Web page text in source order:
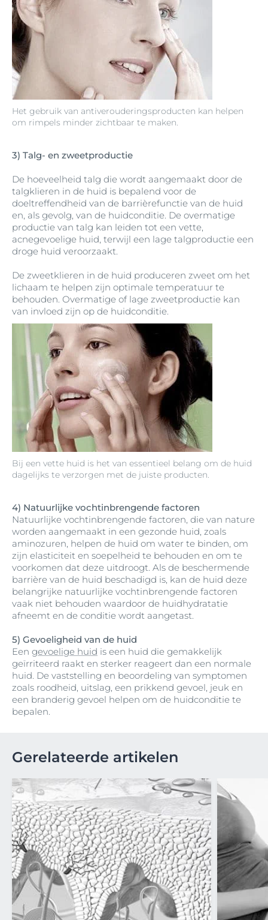
Het gebruik van antiverouderingsproducten kan helpen
om rimpels minder zichtbaar te maken.
Bij een vette huid is het van essentieel belang om de huid
dagelijks te verzorgen met de juiste producten.
3) Talg- en zweetproductie
De hoeveelheid talg die wordt aangemaakt door de
talgklieren in de huid is bepalend voor de
doeltreffendheid van de barrièrefunctie van de huid
en, als gevolg, van de huidconditie. De overmatige
productie van talg kan leiden tot een vette,
acnegevoelige huid, terwijl een lage talgproductie een
droge huid veroorzaakt.
De zweetklieren in de huid produceren zweet om het
lichaam te helpen zijn optimale temperatuur te
behouden. Overmatige of lage zweetproductie kan
van invloed zijn op de huidconditie.
4) Natuurlijke vochtinbrengende factoren
Natuurlijke vochtinbrengende factoren, die van nature
worden aangemaakt in een gezonde huid, zoals
aminozuren, helpen de huid om water te binden, om
zijn elasticiteit en soepelheid te behouden en om te
voorkomen dat deze uitdroogt. Als de beschermende
barrière van de huid beschadigd is, kan de huid deze
belangrijke natuurlijke vochtinbrengende factoren
vaak niet behouden waardoor de huidhydratatie
afneemt en de conditie wordt aangetast.
5) Gevoeligheid van de huid
Een gevoelige huid is een huid die gemakkelijk
geïrriteerd raakt en sterker reageert dan een normale
huid. De vaststelling en beoordeling van symptomen
zoals roodheid, uitslag, een prikkend gevoel, jeuk en
een branderig gevoel helpen om de huidconditie te
bepalen.
Gerelateerde artikelen